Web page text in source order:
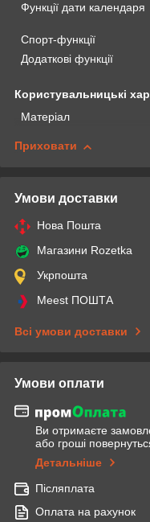
Функції дати календаря
Спорт-функції
Додаткові функції
Користувальницькі
Матеріал
Приховати
Умови доставки
Нова Пошта
Магазини Rozetka
Укрпошта
Meest ПОШТА
Всі умови доставки
Умови оплати
Ви отримаєте
або гроші
Детальніше
Післяплата
Оплата на рахунок